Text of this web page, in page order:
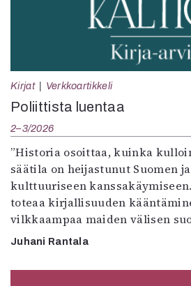
Kirjat Verkkoartikkeli
Poliittista luentaa
2–3/2026
”Historia osoittaa, kuinka
säätila on heijastunut Suomen
kulttuuriseen kanssakäymiseen.
toteaa kirjallisuuden
vilkkaampaa maiden välisen
Juhani Rantala